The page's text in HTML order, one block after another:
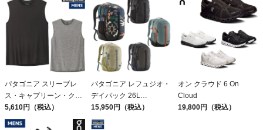
パタゴニア スリーブレ
ス・キャプリーン・クー
ル・デイリー・シャツ
Patagonia Sleeveless
5,610円（税込）
パタゴニア レフュジオ・
デイパック 26L
PATAGONIA REFUGIO
DAY PACK 47914
15,950円（税込）
オン クラウド 6 On
Cloud
19,800円（税込）